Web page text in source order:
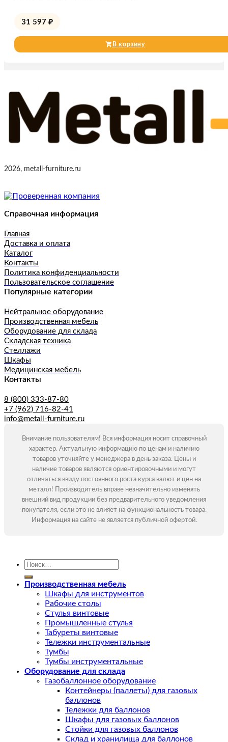
31 597 ₽
В корзину
2026, metall-furniture.ru
Справочная информация
Главная
Доставка и оплата
Каталог
Контакты
Политика конфиденциальности
Пользовательское соглашение
Популярные категории
Нейтральное оборудование
Производственная мебель
Оборудование для склада
Складская техника
Стеллажи
Шкафы
Медицинская мебель
Контакты
8 (800) 333-87-80
+7 (962) 716-82-41
info@metall-furniture.ru
Внимание пользователям! Вся информация носит справочный
характер. Актуальную информацию по ценам и наличию
товаров уточняйте у менеджера в день заказа. Цены и
наличие товаров являются ориентировочными и могут
отличаться ввиду постоянного роста курса валют и цен на
металл! Производитель вправе незначительно изменять
внешний вид продукции без предварительного уведомления
покупателя, если это не влияет на функциональность товара.
Информация на сайте не является публичной офертой.
Искать:
Производственная мебель
Шкафы для инструментов
Рабочие столы
Стулья винтовые
Промышленные стулья
Табуреты винтовые
Тележки инструментальные
Тумбы
Тумбы инструментальные
Оборудование для склада
Газобаллонное оборудование
Контейнеры (паллеты) для газовых
баллонов
Тележки для баллонов
Шкафы для газовых баллонов
Стойки для газовых баллонов
Склад и хранилища для баллонов